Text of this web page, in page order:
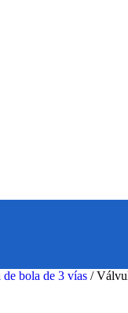
bola de 3 vías /